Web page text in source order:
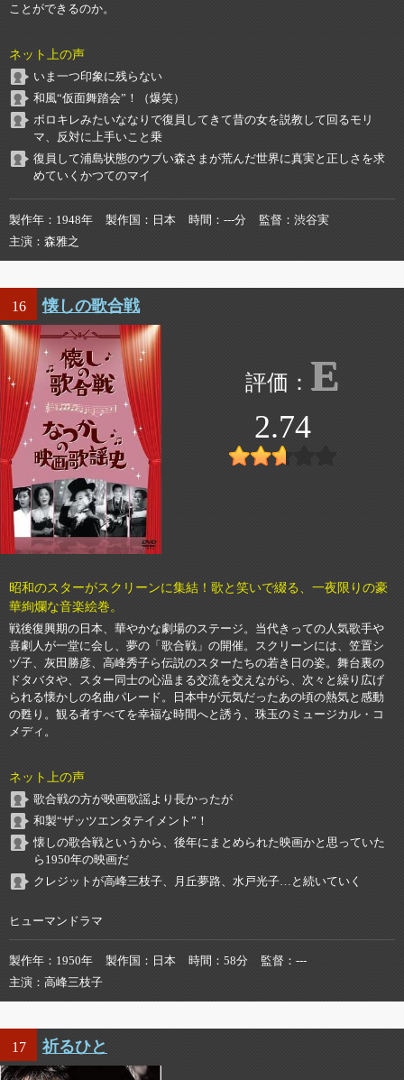
ことができるのか。
ネット上の声
いま一つ印象に残らない
和風“仮面舞踏会”！（爆笑）
ボロキレみたいななりで復員してきて昔の女を説教して回るモリ
マ、反対に上手いこと乗
復員して浦島状態のウブい森さまが荒んだ世界に真実と正しさを求
めていくかつてのマイ
製作年 1948年 製作国 日本 時間 ---分 監督
渋谷実
主演
森雅之
16 懐しの歌合戦
E
2.74
昭和のスターがスクリーンに集結！歌と笑いで綴る、一夜限りの豪
華絢爛な音楽絵巻。
戦後復興期の日本、華やかな劇場のステージ。当代きっての人気歌手や
喜劇人が一堂に会し、夢の「歌合戦」の開催。スクリーンには、笠置シ
ヅ子、灰田勝彦、高峰秀子ら伝説のスターたちの若き日の姿。舞台裏の
ドタバタや、スター同士の心温まる交流を交えながら、次々と繰り広げ
られる懐かしの名曲パレード。日本中が元気だったあの頃の熱気と感動
の甦り。観る者すべてを幸福な時間へと誘う、珠玉のミュージカル・コ
メディ。
ネット上の声
歌合戦の方が映画歌謡より長かったが
和製“ザッツエンタテイメント”！
懐しの歌合戦というから、後年にまとめられた映画かと思っていた
ら1950年の映画だ
クレジットが高峰三枝子、月丘夢路、水戸光子…と続いていく
ヒューマンドラマ
製作年 1950年 製作国 日本 時間 58分 監督
---
主演
高峰三枝子
17 祈るひと